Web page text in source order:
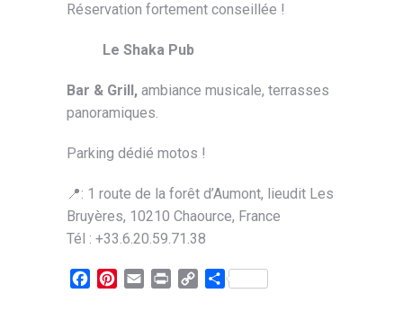
Réservation fortement conseillée !
Le Shaka Pub
Bar & Grill, ambiance musicale, terrasses
panoramiques.
Parking dédié motos !
📍: 1 route de la forêt d’Aumont, lieudit Les
Bruyères, 10210 Chaource, France
Tél : +33.6.20.59.71.38
Facebook
Pinterest
Email Print
CopyPartager